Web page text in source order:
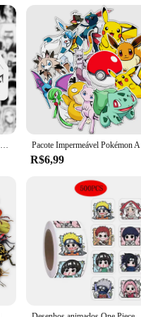
Clássico Anime Naruto Adesivos, Graffiti preto e branco Etiqueta, Telefone, Laptop, Bagagem, decalques frescos dos desenhos animados, decorações, 10 pcs, 30 pcs, 50 pcs, 103pcs
R$6,99